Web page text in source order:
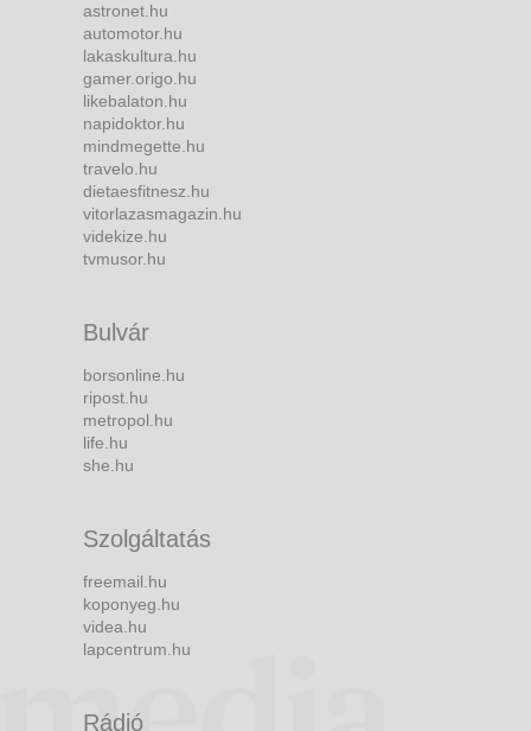
astronet.hu
automotor.hu
lakaskultura.hu
gamer.origo.hu
likebalaton.hu
napidoktor.hu
mindmegette.hu
travelo.hu
dietaesfitnesz.hu
vitorlazasmagazin.hu
videkize.hu
tvmusor.hu
Bulvár
borsonline.hu
ripost.hu
metropol.hu
life.hu
she.hu
Szolgáltatás
freemail.hu
koponyeg.hu
videa.hu
lapcentrum.hu
Rádió